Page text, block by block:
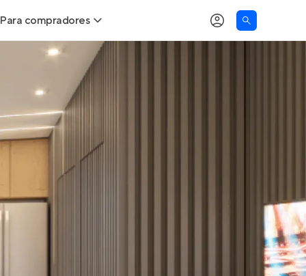
Para compradores
Buscar um imóvel novo
Calcule seu Poder de Compra
Comprar x Alugar
Correção do INCC
Simulador de Financiamento